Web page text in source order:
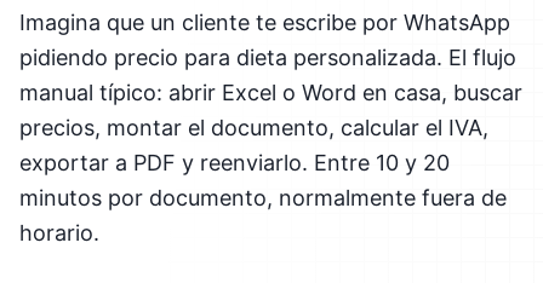
Imagina que un cliente te escribe por WhatsApp
pidiendo precio para dieta personalizada. El flujo
manual típico: abrir Excel o Word en casa, buscar
precios, montar el documento, calcular el IVA,
exportar a PDF y reenviarlo. Entre 10 y 20
minutos por documento, normalmente fuera de
horario.